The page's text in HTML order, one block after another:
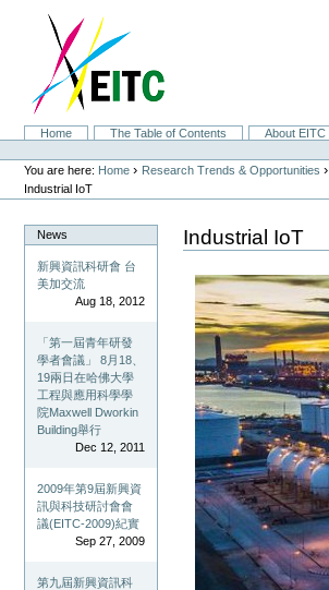
navigation
SectionsHome The Table of Contents About EITC
Personal
tools
You are here: Home › Research Trends & Opportunities ›
Industrial IoT
News
新興資訊科研會 台
美加交流
Aug 18, 2012
「第一屆青年研發
學者會議」 8月18、
19兩日在哈佛大學
工程與應用科學學
院Maxwell Dworkin
Building舉行
Dec 12, 2011
2009年第9屆新興資
訊與科技研討會會
議(EITC-2009)紀實
Sep 27, 2009
第九屆新興資訊科
Industrial IoT